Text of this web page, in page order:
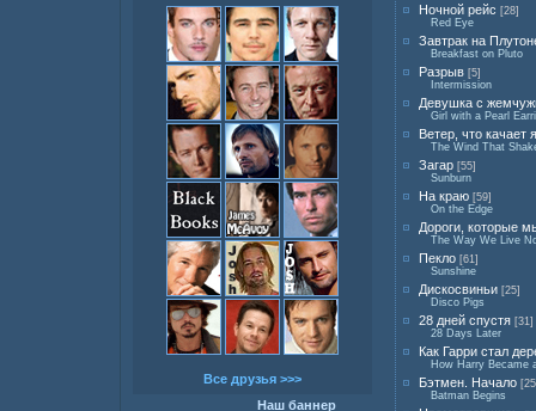
Все друзья >>>
Наш баннер
Ночной рейс [28]
Red Eye
Завтрак на
Breakfast on Pluto
Разрыв [5]
Intermission
Девушка с
Girl with a Pearl
Ветер, что качает
The Wind That
Загар [55]
Sunburn
На краю [59]
On the Edge
Дороги, которые
The Way We Live
Пекло [61]
Sunshine
Дискосвиньи [25]
Disco Pigs
28 дней спустя [31]
28 Days Later
Как Гарри стал
How Harry Became
Бэтмен. Начало
Batman Begins